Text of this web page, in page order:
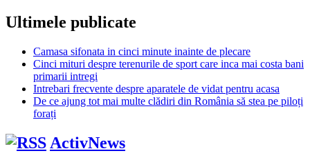
Ultimele publicate
Camasa sifonata in cinci minute inainte de plecare
Cinci mituri despre terenurile de sport care inca mai costa bani
primarii intregi
Intrebari frecvente despre aparatele de vidat pentru acasa
De ce ajung tot mai multe clădiri din România să stea pe piloți
forați
ActivNews